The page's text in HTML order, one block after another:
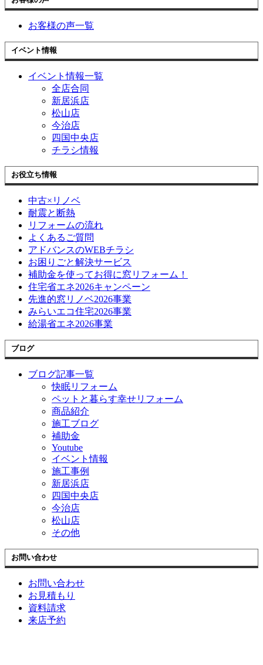
お客様の声一覧
イベント情報
イベント情報一覧
全店合同
新居浜店
松山店
今治店
四国中央店
チラシ情報
お役立ち情報
中古×リノベ
耐震と断熱
リフォームの流れ
よくあるご質問
アドバンスのWEBチラシ
お困りごと解決サービス
補助金を使ってお得に窓リフォーム！
住宅省エネ2026キャンペーン
先進的窓リノベ2026事業
みらいエコ住宅2026事業
給湯省エネ2026事業
ブログ
ブログ記事一覧
快眠リフォーム
ペットと暮らす幸せリフォーム
商品紹介
施工ブログ
補助金
Youtube
イベント情報
施工事例
新居浜店
四国中央店
今治店
松山店
その他
お問い合わせ
お問い合わせ
お見積もり
資料請求
来店予約